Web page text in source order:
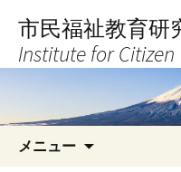
へ
キ
市民福祉教育研
Institute for
メニュー